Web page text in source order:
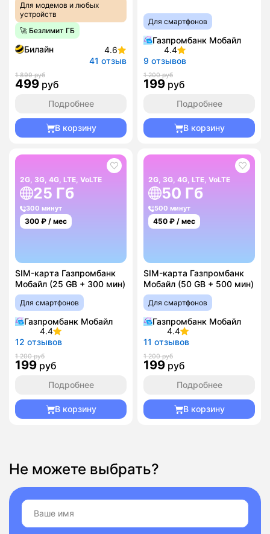
Для модемов и любых
устройств
🚀 Безлимит ГБ
Билайн
4.6
41 отзыв
1 899 руб
499 руб
Подробнее
В корзину
Для смартфонов
Газпромбанк Мобайл
4.4
9 отзывов
1 200 руб
199 руб
Подробнее
В корзину
2G, 3G, 4G, LTE, VoLTE
25 Гб
300 минут
300 ₽ / мес
SIM-карта Газпромбанк
Мобайл (25 GB + 300 мин)
Для смартфонов
Газпромбанк Мобайл
4.4
12 отзывов
1 200 руб
199 руб
Подробнее
В корзину
2G, 3G, 4G, LTE, VoLTE
50 Гб
500 минут
450 ₽ / мес
SIM-карта Газпромбанк
Мобайл (50 GB + 500 мин)
Для смартфонов
Газпромбанк Мобайл
4.4
11 отзывов
1 200 руб
199 руб
Подробнее
В корзину
Не можете выбрать?